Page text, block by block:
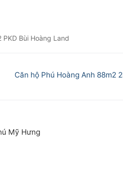
Bùi Hoàng Land
Next
Căn hộ Phú Hoàng Anh 88m2
Mỹ Hưng